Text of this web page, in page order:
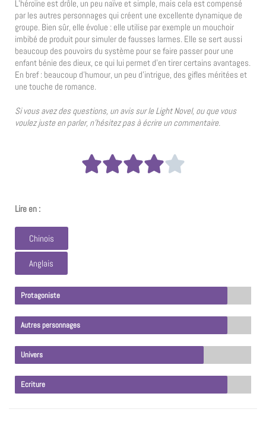
L’héroïne est drôle, un peu naïve et simple, mais cela est compensé
par les autres personnages qui créent une excellente dynamique de
groupe. Bien sûr, elle évolue : elle utilise par exemple un mouchoir
imbibé de produit pour simuler de fausses larmes. Elle se sert aussi
beaucoup des pouvoirs du système pour se faire passer pour une
enfant bénie des dieux, ce qui lui permet d’en tirer certains avantages.
En bref : beaucoup d’humour, un peu d’intrigue, des gifles méritées et
une touche de romance.
Si vous avez des questions, un avis sur le Light Novel, ou que vous
voulez juste en parler, n’hésitez pas à écrire un commentaire.
Lire en :
Chinois
Anglais
Protagoniste
Autres personnages
Univers
Ecriture